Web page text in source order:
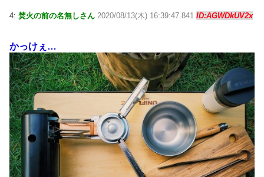
4: 焚火の前の名無しさん 2020/08/13(木) 16:39:47.841 ID:AGWDkUV2x
かっけぇ…